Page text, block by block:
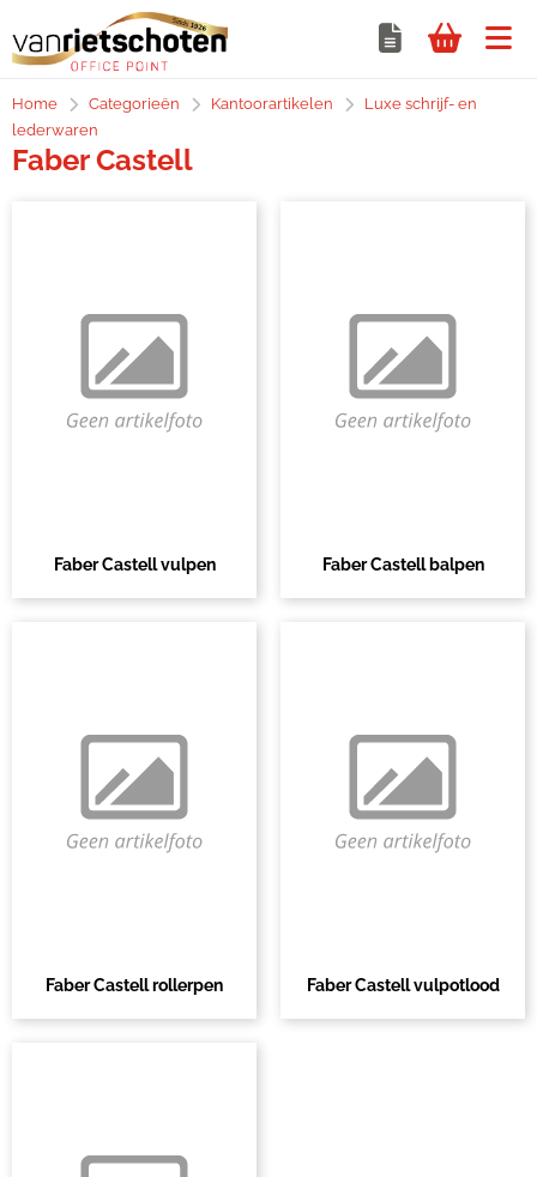
Home Categorieën Kantoorartikelen
Luxe schrijf- en
lederwaren
Faber Castell
Faber Castell vulpen Faber Castell balpen
Faber Castell rollerpen Faber Castell vulpotlood